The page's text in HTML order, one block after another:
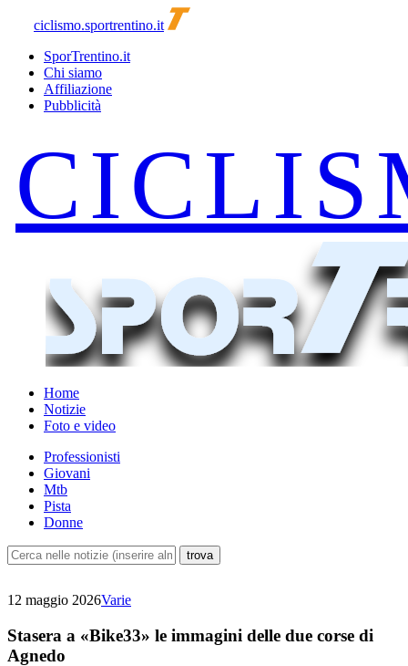
ciclismo.sportrentino.it
SporTrentino.it
Chi siamo
Affiliazione
Pubblicità
Home
Notizie
Foto e video
Professionisti
Giovani
Mtb
Pista
Donne
12 maggio 2026Varie
Stasera a «Bike33» le immagini delle due corse di
Agnedo